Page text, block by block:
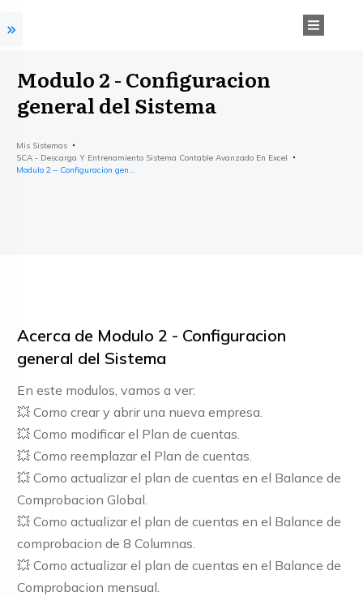
Modulo 2 - Configuracion
general del Sistema
Mis Sistemas
SCA - Descarga Y Entrenamiento Sistema Contable Avanzado En Excel
Acerca de Modulo 2 - Configuracion
general del Sistema
En este modulos, vamos a ver:
💥 Como crear y abrir una nueva empresa.
💥 Como modificar el Plan de cuentas.
💥 Como reemplazar el Plan de cuentas.
💥 Como actualizar el plan de cuentas en el Balance de
Comprobacion Global.
💥 Como actualizar el plan de cuentas en el Balance de
comprobacion de 8 Columnas.
💥 Como actualizar el plan de cuentas en el Balance de
Comprobacion mensual.